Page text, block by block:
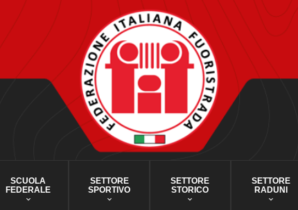
SCUOLA
FEDERALE
SETTORE
SPORTIVO
SETTORE
STORICO
SETTORE
RADUNI